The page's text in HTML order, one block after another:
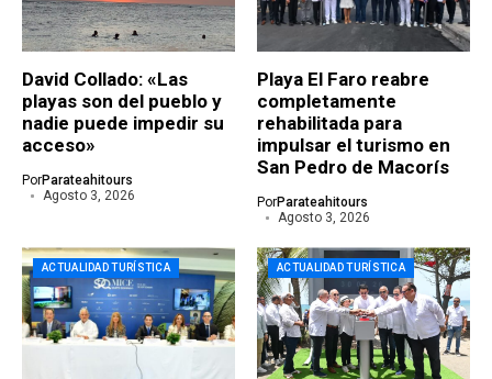
David Collado: «Las
playas son del pueblo y
nadie puede impedir su
acceso»
PorParateahitours
Agosto 3, 2026
Playa El Faro reabre
completamente
rehabilitada para
impulsar el turismo en
San Pedro de Macorís
PorParateahitours
Agosto 3, 2026
ACTUALIDAD TURÍSTICA ACTUALIDAD TURÍSTICA